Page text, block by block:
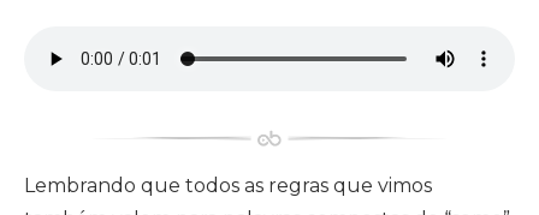
Lembrando que todos as regras que vimos